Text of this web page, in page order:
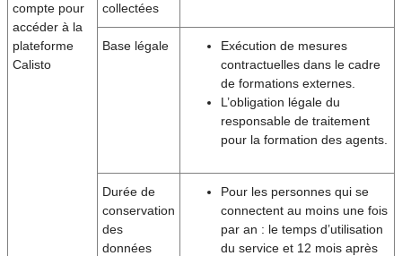
compte pour
accéder à la
plateforme
Calisto
collectées
Base légale
Exécution de mesures
contractuelles dans le cadre
de formations externes.
L’obligation légale du
responsable de traitement
pour la formation des agents.
Durée de
conservation
des
données
Pour les personnes qui se
connectent au moins une fois
par an : le temps d’utilisation
du service et 12 mois après